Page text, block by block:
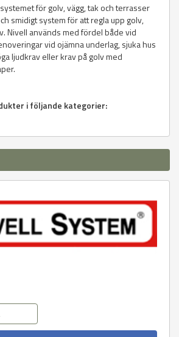
för golv, vägg, tak och terrasser
smidigt system för att regla upp golv,
Nivell används med fördel både vid
vid ojämna underlag, sjuka hus
ljudkrav eller krav på golv med
i följande kategorier: